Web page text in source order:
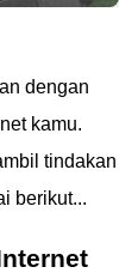
dengan
kamu.
tindakan
berikut...